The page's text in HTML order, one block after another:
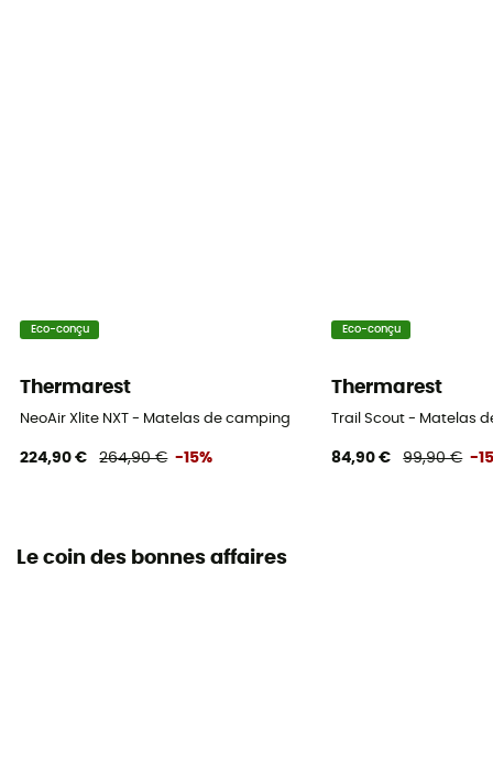
Eco-conçu
Thermarest
NeoAir Xlite NXT - Matelas de camping
224,90 € 264,90 € -15%
Eco-conçu
Thermarest
Trail Scout - Matelas
84,90 € 99,90 € -
Le coin des bonnes affaires